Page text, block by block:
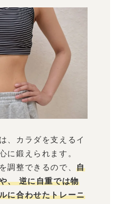
、カラダを支えるイ
に鍛えられます。
調整できるので、自
、 逆に自重では物
に合わせたトレーニ